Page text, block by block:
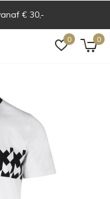
0 0
€ 30,-